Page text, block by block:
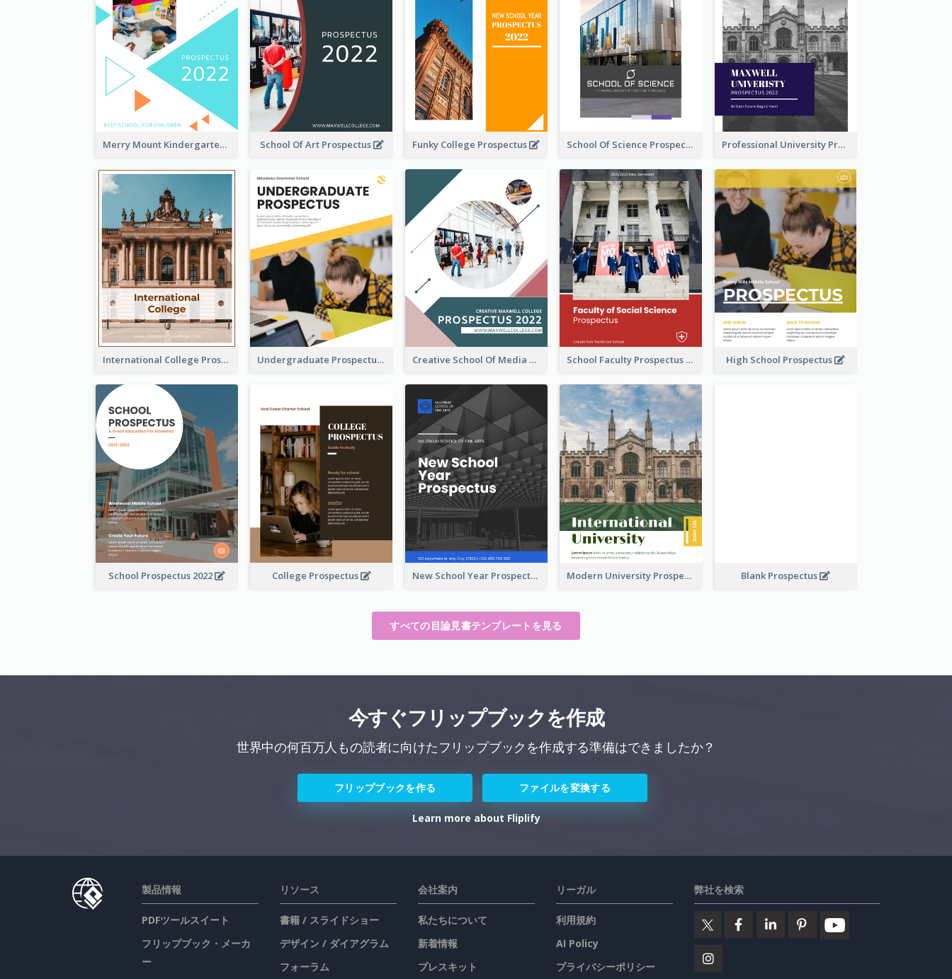
Merry Mount Kindergarten Prospectus School Of Art Prospectus Funky College Prospectus School Of Science Prospectus Professional University Prospectus
International College Prospectus Undergraduate Prospectus Creative School Of Media Prospectus School Faculty Prospectus High School Prospectus
School Prospectus 2022 College Prospectus New School Year Prospectus Modern University Prospectus Blank Prospectus
すべての目論見書テンプレートを見る
今すぐフリップブックを作成
世界中の何百万人もの読者に向けたフリップブックを作成する準備はできましたか？
フリップブックを作る ファイルを変換する
Learn more about Fliplify
製品情報
PDFツールスイート
フリップブック・メーカ
ー
リソース
書籍 / スライドショー
デザイン / ダイアグラム
フォーラム
会社案内
私たちについて
新着情報
プレスキット
リーガル
利用規約
AI Policy
プライバシーポリシー
弊社を検索